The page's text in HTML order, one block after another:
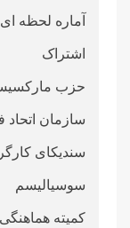
آماره لحظه
اشتراک
حزب
سازمان اتحاد
سندیکای
سوسیالیسم
کمیته